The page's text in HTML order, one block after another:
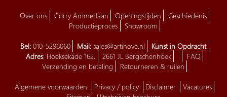
Over ons Corry Ammerlaan Openingstijden
Geschiedenis
Productieproces
Showroom
Bel: 010-5296060 Mail: sales@artihove.nl
Kunst in Opdracht
Adres: Hoeksekade 162, 2661 JL Bergschenhoek
FAQ
Verzending en betaling
Retourneren & ruilen
Algemene voorwaarden Privacy / policy Disclaimer
Vacatures